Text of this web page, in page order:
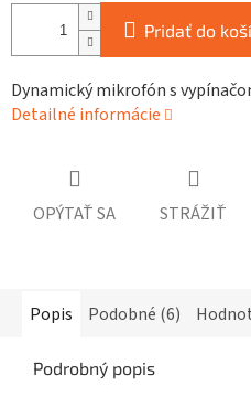
Pridať do
Dynamický mikrofón s
Detailné informácie
OPÝTAŤ SA STRÁŽIŤ
Popis Podobné (6)
Podrobný popis